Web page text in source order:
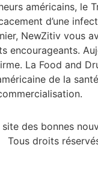
américains, le
d’une
NewZitiv vous
encourageants.
La Food and
de la
site des bonnes
Tous droits